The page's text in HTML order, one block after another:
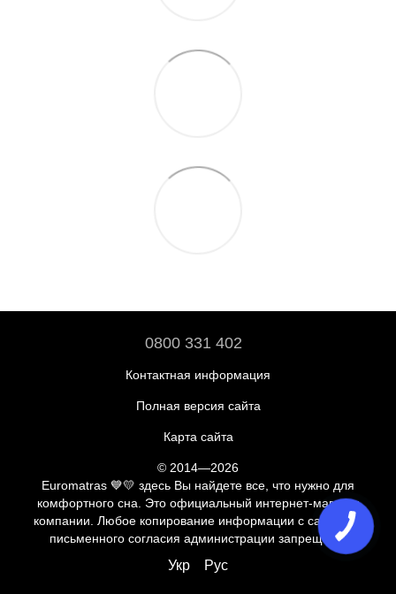
0800 331 402
Контактная информация
Полная версия сайта
Карта сайта
© 2014—2026
Euromatras 💙💛 здесь Вы найдете все, что нужно для
комфортного сна. Это официальный интернет-магазин
компании. Любое копирование информации с сайта без
письменного согласия администрации запрещено.
Укр Рус